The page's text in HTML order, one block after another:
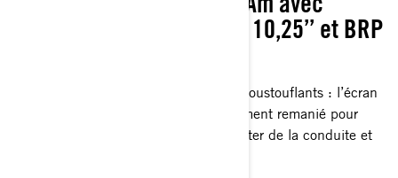
l’écran tactile couleur de 10,25’’ et BRP
Connectivité intégrée et graphismes époustouflants : l’écran
tactile couleur de 10,25’’ a été totalement remanié pour
vous offrir de nouvelles façons de profiter de la conduite et